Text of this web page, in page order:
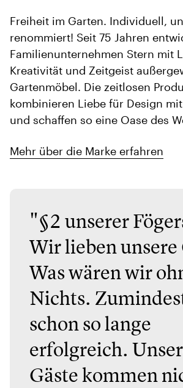
Freiheit im Garten. Individuell,
renommiert! Seit 75 Jahren
Familienunternehmen Stern mit
Kreativität und Zeitgeist
Gartenmöbel. Die zeitlosen
kombinieren Liebe für Design
und schaffen so eine Oase des
Mehr über die Marke erfahren
"§2 unserer
Wir lieben unsere
Was wären wir
Nichts.
schon so lange
erfolgreich.
Gäste kommen